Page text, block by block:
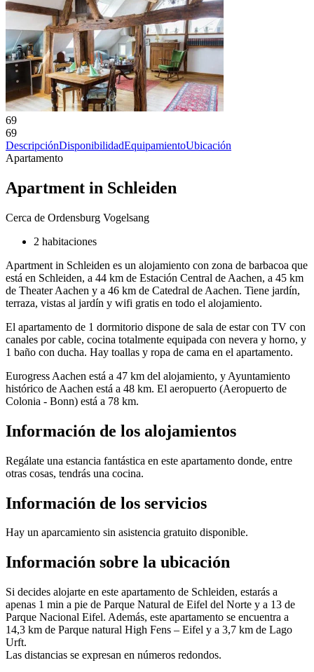
69
69
DescripciónDisponibilidadEquipamientoUbicación
Apartamento
Apartment in Schleiden
Cerca de Ordensburg Vogelsang
2 habitaciones
Apartment in Schleiden es un alojamiento con zona de barbacoa que
está en Schleiden, a 44 km de Estación Central de Aachen, a 45 km
de Theater Aachen y a 46 km de Catedral de Aachen. Tiene jardín,
terraza, vistas al jardín y wifi gratis en todo el alojamiento.
El apartamento de 1 dormitorio dispone de sala de estar con TV con
canales por cable, cocina totalmente equipada con nevera y horno, y
1 baño con ducha. Hay toallas y ropa de cama en el apartamento.
Eurogress Aachen está a 47 km del alojamiento, y Ayuntamiento
histórico de Aachen está a 48 km. El aeropuerto (Aeropuerto de
Colonia - Bonn) está a 78 km.
Información de los alojamientos
Regálate una estancia fantástica en este apartamento donde, entre
otras cosas, tendrás una cocina.
Información de los servicios
Hay un aparcamiento sin asistencia gratuito disponible.
Información sobre la ubicación
Si decides alojarte en este apartamento de Schleiden, estarás a
apenas 1 min a pie de Parque Natural de Eifel del Norte y a 13 de
Parque Nacional Eifel. Además, este apartamento se encuentra a
14,3 km de Parque natural High Fens – Eifel y a 3,7 km de Lago
Urft.
Las distancias se expresan en números redondos.